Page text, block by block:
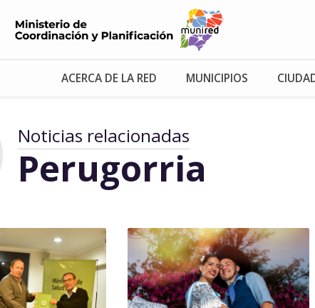
ACERCA DE LA RED MUNICIPIOS
Noticias relacionadas
Perugorria